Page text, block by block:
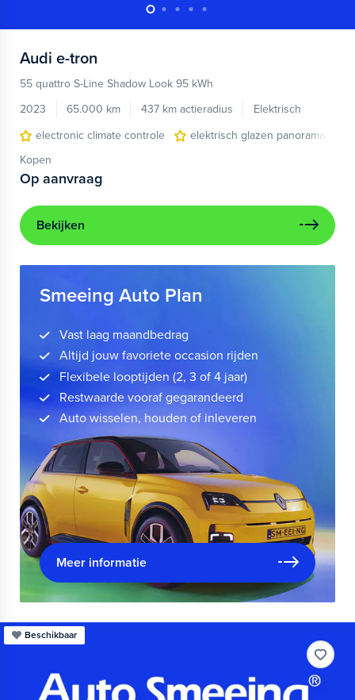
Audi e-tron
55 quattro S-Line Shadow Look 95 kWh
2023
65.000 km 437 km actieradius
Elektrisch
electronic climate controle
elektrisch glazen panorama-dak
Kopen
Op aanvraag
Bekijken
Smeeing Auto Plan
Vast laag maandbedrag
Altijd jouw favoriete occasion rijden
Flexibele looptijden (2, 3 of 4 jaar)
Restwaarde vooraf gegarandeerd
Auto wisselen, houden of inleveren
Meer informatie
Beschikbaar